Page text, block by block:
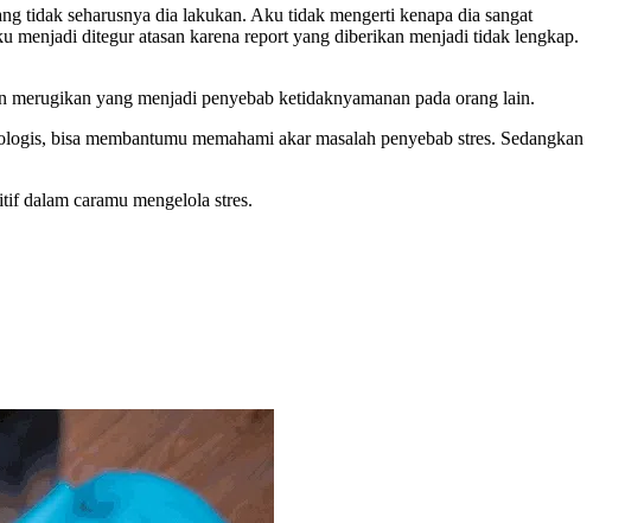
tidak seharusnya dia lakukan. Aku tidak mengerti kenapa dia sangat
ditegur atasan karena report yang diberikan menjadi tidak lengkap.
yang menjadi penyebab ketidaknyamanan pada orang lain.
bisa membantumu memahami akar masalah penyebab stres. Sedangkan
dalam caramu mengelola stres.